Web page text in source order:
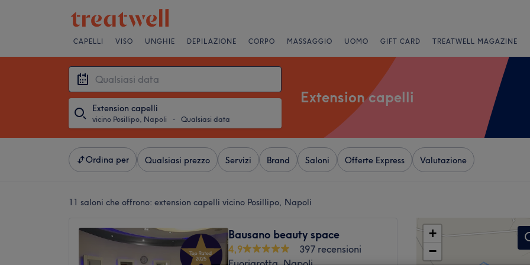
CAPELLI VISO UNGHIE DEPILAZIONE CORPO MASSAGGIO UOMO GIFT CARD TREATWELL MAGAZINE
Extension capelli
vicino Posillipo, Napoli ・ Qualsiasi data
Extension capelli
Ordina per Qualsiasi prezzo Servizi Brand Saloni Offerte Express Valutazione
11 saloni che offrono: extension capelli vicino Posillipo, Napoli
Bausano beauty space
4,9
397 recensioni
+
−